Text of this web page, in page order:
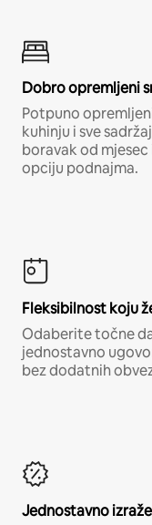
Dobro opremljeni
Potpuno
kuhinju i sve
boravak od mjesec
opciju podnajma.
Fleksibilnost koju
Odaberite točne
jednostavno
bez dodatnih
Jednostavno